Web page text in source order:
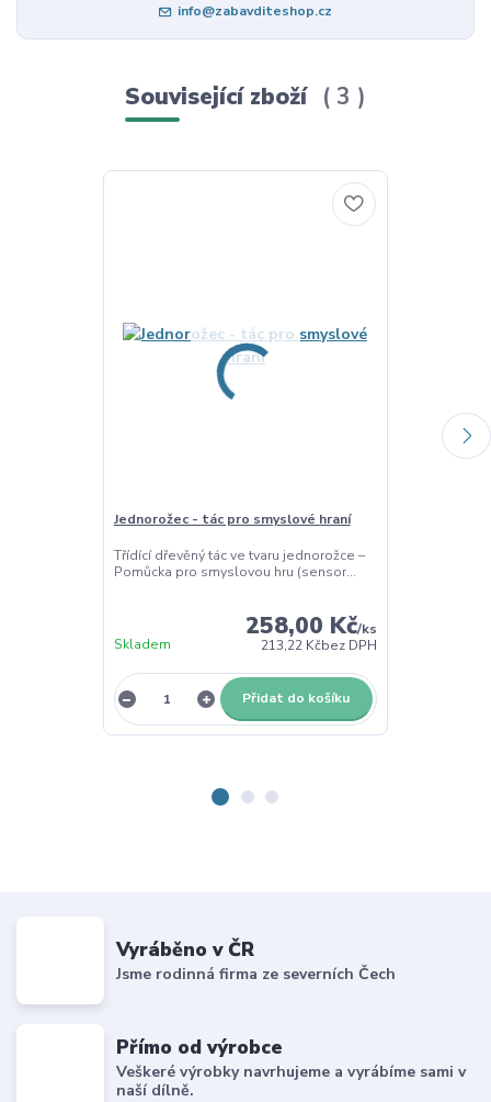
info@zabavditeshop.cz
Související zboží 3
Jednorožec - tác pro smyslové hraní
Třídící dřevěný tác ve tvaru jednorožce –
Pomůcka pro smyslovou hru (sensor...
258,00 Kč/ks
213,22 Kčbez DPH
Skladem
Přidat do košíku
Vyráběno v ČR
Jsme rodinná firma ze severních Čech
Přímo od výrobce
Veškeré výrobky navrhujeme a vyrábíme sami v
naší dílně.